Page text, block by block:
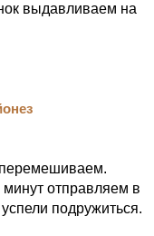
выдавливаем на
отправляем в
подружиться.